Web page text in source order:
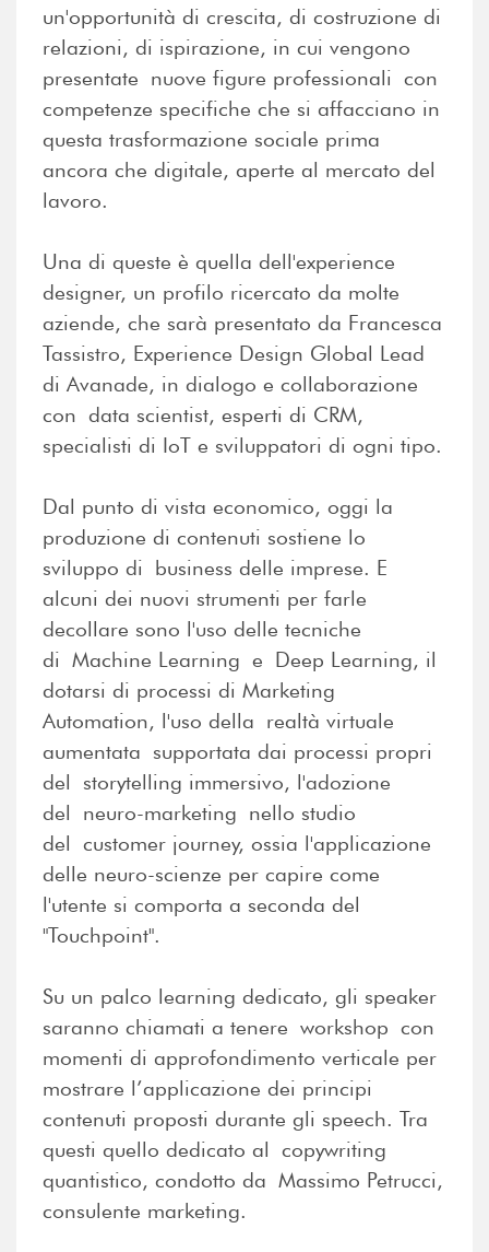
un'opportunità di crescita, di costruzione di
relazioni, di ispirazione, in cui vengono
presentate nuove figure professionali con
competenze specifiche che si affacciano in
questa trasformazione sociale prima
ancora che digitale, aperte al mercato del
lavoro.
Una di queste è quella dell'experience
designer, un profilo ricercato da molte
aziende, che sarà presentato da Francesca
Tassistro, Experience Design Global Lead
di Avanade, in dialogo e collaborazione
con data scientist, esperti di CRM,
specialisti di IoT e sviluppatori di ogni tipo.
Dal punto di vista economico, oggi la
produzione di contenuti sostiene lo
sviluppo di business delle imprese. E
alcuni dei nuovi strumenti per farle
decollare sono l'uso delle tecniche
di Machine Learning e Deep Learning, il
dotarsi di processi di Marketing
Automation, l'uso della realtà virtuale
aumentata supportata dai processi propri
del storytelling immersivo, l'adozione
del neuro-marketing nello studio
del customer journey, ossia l'applicazione
delle neuro-scienze per capire come
l'utente si comporta a seconda del
"Touchpoint".
Su un palco learning dedicato, gli speaker
saranno chiamati a tenere workshop con
momenti di approfondimento verticale per
mostrare l’applicazione dei principi
contenuti proposti durante gli speech. Tra
questi quello dedicato al copywriting
quantistico, condotto da Massimo Petrucci,
consulente marketing.